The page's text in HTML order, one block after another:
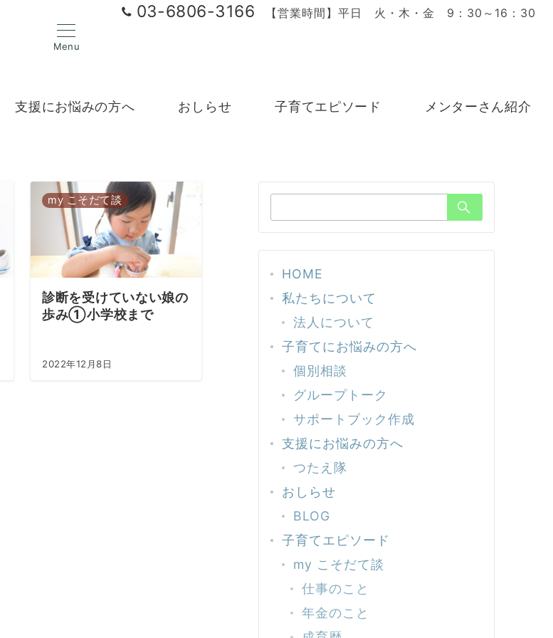
03-6806-3166 【営業時間】平日 火・木・金 9：30～16：30
Menu
支援にお悩みの方へ おしらせ 子育てエピソード メンターさん紹介
my こそだて談
診断を受けていない娘の
歩み①小学校まで
2022年12月8日
HOME
私たちについて
法人について
子育てにお悩みの方へ
個別相談
グループトーク
サポートブック作成
支援にお悩みの方へ
つたえ隊
おしらせ
BLOG
子育てエピソード
my こそだて談
仕事のこと
年金のこと